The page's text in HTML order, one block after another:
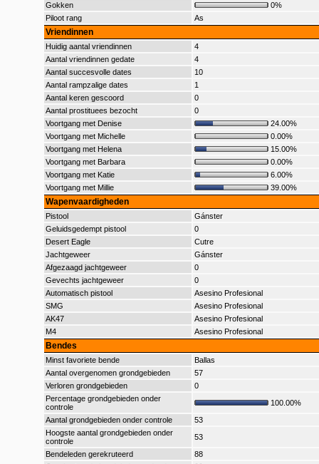
Gokken
0%
Piloot rang
As
Vriendinnen
Huidig aantal vriendinnen
4
Aantal vriendinnen gedate
4
Aantal succesvolle dates
10
Aantal rampzalige dates
1
Aantal keren gescoord
0
Aantal prostituees bezocht
0
Voortgang met Denise
24.00%
Voortgang met Michelle
0.00%
Voortgang met Helena
15.00%
Voortgang met Barbara
0.00%
Voortgang met Katie
6.00%
Voortgang met Millie
39.00%
Wapenvaardigheden
Pistool
Gánster
Geluidsgedempt pistool
0
Desert Eagle
Cutre
Jachtgeweer
Gánster
Afgezaagd jachtgeweer
0
Gevechts jachtgeweer
0
Automatisch pistool
Asesino Profesional
SMG
Asesino Profesional
AK47
Asesino Profesional
M4
Asesino Profesional
Bendes
Minst favoriete bende
Ballas
Aantal overgenomen grondgebieden
57
Verloren grondgebieden
0
Percentage grondgebieden onder
controle
100.00%
Aantal grondgebieden onder controle
53
Hoogste aantal grondgebieden onder
controle
53
Bendeleden gerekruteerd
88